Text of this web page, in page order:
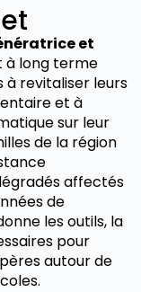
et
à long terme
à revitaliser leurs
et à
sur leur
de la région
affectés
de
les outils, la
pour
autour de